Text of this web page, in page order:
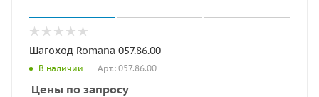
Шагоход Romana 057.86.00
В наличии Арт.: 057.86.00
Цены по запросу